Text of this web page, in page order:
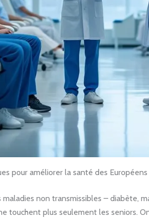
pour améliorer la santé des Européens
non transmissibles – diabète,
touchent plus seulement les seniors.